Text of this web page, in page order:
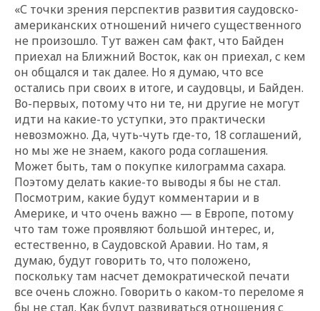
«С точки зрения перспектив развития саудовско-
американских отношений ничего существенного
не произошло. Тут важен сам факт, что Байден
приехал на Ближний Восток, как он приехал, с кем
он общался и так далее. Но я думаю, что все
остались при своих в итоге, и саудовцы, и Байден.
Во-первых, потому что ни те, ни другие не могут
идти на какие-то уступки, это практически
невозможно. Да, чуть-чуть где-то, 18 соглашений,
но мы же не знаем, какого рода соглашения.
Может быть, там о покупке килограмма сахара.
Поэтому делать какие-то выводы я бы не стал.
Посмотрим, какие будут комментарии и в
Америке, и что очень важно — в Европе, потому
что там тоже проявляют большой интерес, и,
естественно, в Саудовской Аравии. Но там, я
думаю, будут говорить то, что положено,
поскольку там насчет демократической печати
все очень сложно. Говорить о каком-то переломе я
бы не стал. Как будут развиваться отношения с